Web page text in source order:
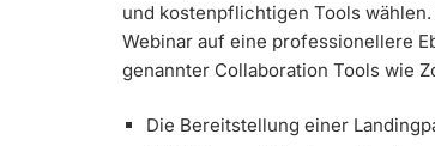
und kostenpflichtigen Tools
Webinar auf eine professionellere
genannter Collaboration Tools wie
Die Bereitstellung einer